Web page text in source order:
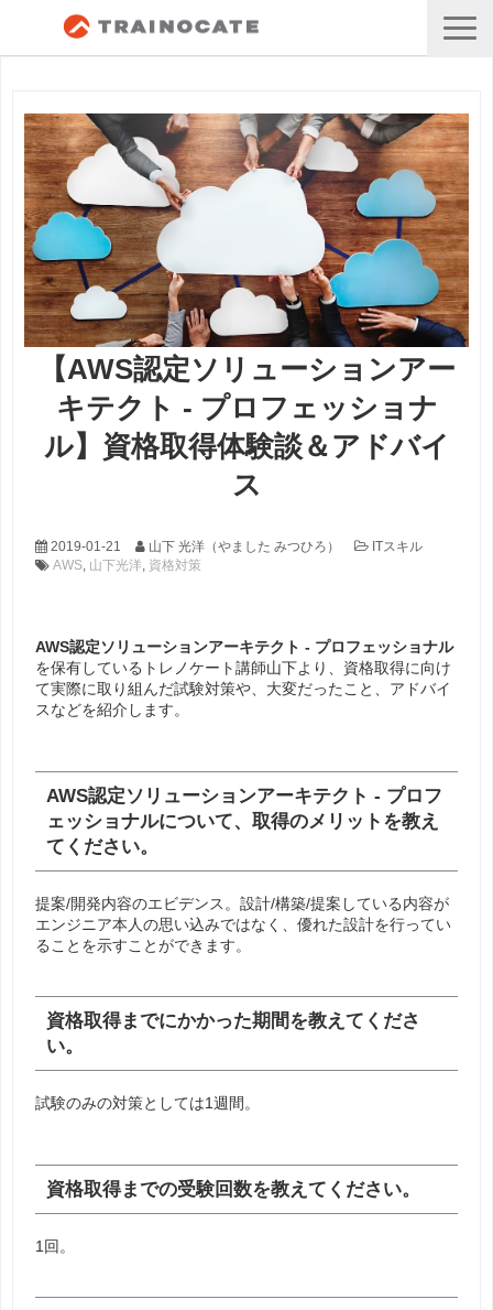
【AWS認定ソリューションアー
キテクト - プロフェッショナ
ル】資格取得体験談＆アドバイ
ス
2019-01-21 山下 光洋（やました みつひろ）
ITスキル
AWS, 山下光洋, 資格対策
AWS認定ソリューションアーキテクト - プロフェッショナル
を保有しているトレノケート講師山下より、資格取得に向け
て実際に取り組んだ試験対策や、大変だったこと、アドバイ
スなどを紹介します。
AWS認定ソリューションアーキテクト - プロフ
ェッショナルについて、取得のメリットを教え
てください。
提案/開発内容のエビデンス。設計/構築/提案している内容が
エンジニア本人の思い込みではなく、優れた設計を行ってい
ることを示すことができます。
資格取得までにかかった期間を教えてくださ
い。
試験のみの対策としては1週間。
資格取得までの受験回数を教えてください。
1回。